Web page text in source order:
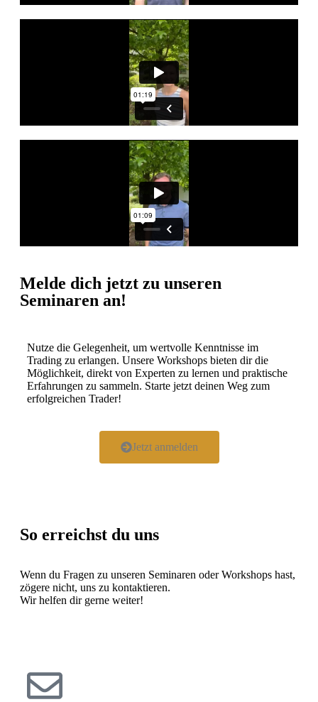
Melde dich jetzt zu unseren
Seminaren an!
Nutze die Gelegenheit, um wertvolle Kenntnisse im
Trading zu erlangen. Unsere Workshops bieten dir die
Möglichkeit, direkt von Experten zu lernen und praktische
Erfahrungen zu sammeln. Starte jetzt deinen Weg zum
erfolgreichen Trader!
Jetzt anmelden
So erreichst du uns
Wenn du Fragen zu unseren Seminaren oder Workshops hast,
zögere nicht, uns zu kontaktieren.
Wir helfen dir gerne weiter!